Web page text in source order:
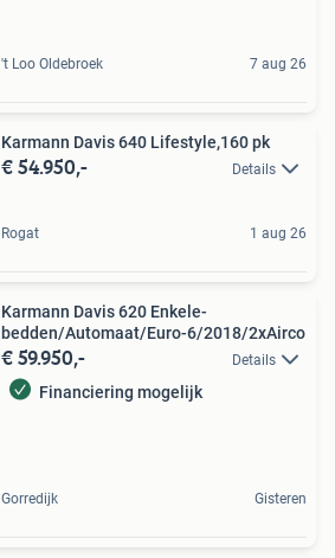
't Loo Oldebroek 7 aug 26
Karmann Davis 640 Lifestyle,160 pk
€ 54.950,- Details
Rogat 1 aug 26
Karmann Davis 620 Enkele-
bedden/Automaat/Euro-6/2018/2xAirco
€ 59.950,- Details
Financiering mogelijk
Gorredijk Gisteren